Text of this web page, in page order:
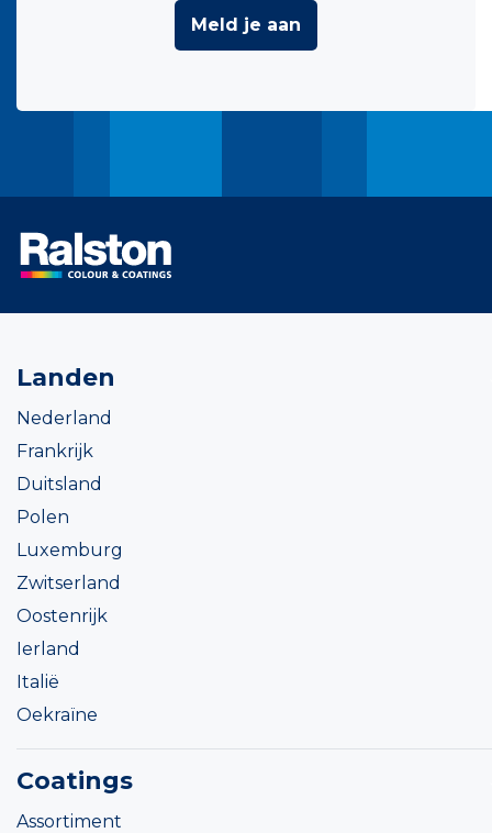
Meld je aan
Landen
Nederland
Frankrijk
Duitsland
Polen
Luxemburg
Zwitserland
Oostenrijk
Ierland
Italië
Oekraïne
Coatings
Assortiment